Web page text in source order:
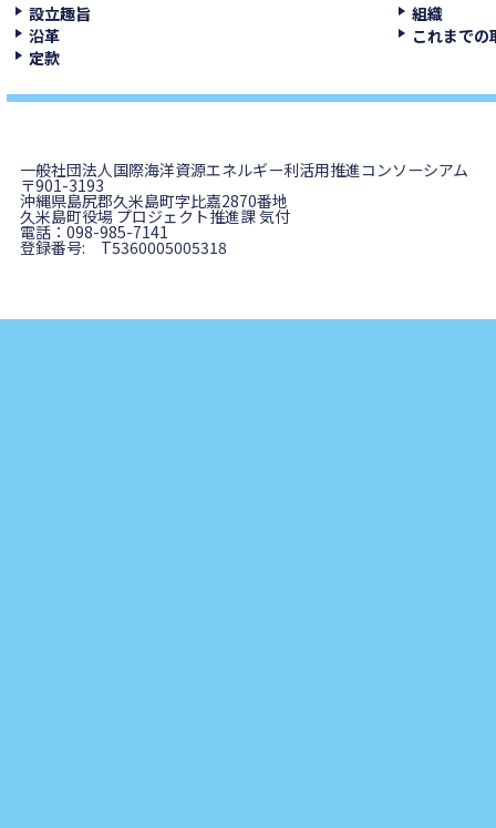
設立趣旨
沿革
定款
組織
これまでの
一般社団法人国際海洋資源エネルギー利活用推進コンソーシアム
〒901-3193
沖縄県島尻郡久米島町字比嘉2870番地
久米島町役場 プロジェクト推進課 気付
電話：098-985-7141
登録番号: T5360005005318